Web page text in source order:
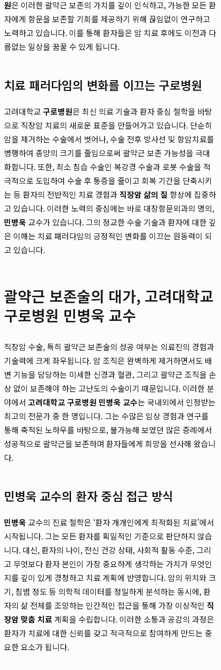
원은 이러한 괄약근 보존의 가치를 깊이 인식하고, 가능한 모든 환
자에게 항문을 보존할 기회를 제공하기 위해 끊임없이 연구하고
노력하고 있습니다. 이를 통해 환자들은 암 치료 후에도 이전과 다
름없는 일상을 꿈꿀 수 있게 됩니다.
치료 패러다임의 변화를 이끄는 구로병원
고려대학교 구로병원은 최신 의료 기술과 환자 중심 철학을 바탕
으로 직장암 치료의 새로운 표준을 만들어가고 있습니다. 단순히
암을 제거하는 수술에서 벗어나, 수술 전후 방사선 및 항암치료를
병행하여 종양의 크기를 줄임으로써 괄약근 보존 가능성을 극대
화합니다. 또한, 최소 침습 수술인 복강경 수술과 로봇 수술을 적
극적으로 도입하여 수술 후 통증을 줄이고 회복 기간을 단축시키
는 등 환자의 전반적인 치료 경험과 직장암 삶의 질 향상에 집중하
고 있습니다. 이러한 노력의 중심에는 바로 대장항문외과의 명의,
민병욱 교수가 있습니다. 그의 정교한 수술 기술과 환자에 대한 깊
은 이해는 치료 패러다임의 긍정적인 변화를 이끄는 원동력이 되
고 있습니다.
괄약근 보존술의 대가, 고려대학교
구로병원 민병욱 교수
직장암 수술, 특히 괄약근 보존술의 성공 여부는 의료진의 경험과
기술력에 크게 좌우됩니다. 암 조직은 완벽하게 제거하면서도 배
변 기능을 담당하는 미세한 신경과 혈관, 그리고 괄약근 조직을 손
상 없이 보존해야 하는 고난도의 수술이기 때문입니다. 이러한 분
야에서 고려대학교 구로병원 민병욱 교수는 국내외에서 인정받는
최고의 전문가 중 한 명입니다. 그는 수많은 임상 경험과 연구를
통해 축적된 노하우를 바탕으로, 불가능해 보였던 많은 증례에서
성공적으로 괄약근을 보존하며 환자들에게 희망을 선사해 왔습니
다.
민병욱 교수의 환자 중심 접근 방식
민병욱 교수의 진료 철학은 ‘환자 개개인에게 최적화된 치료’에서
시작됩니다. 그는 모든 환자를 획일적인 기준으로 판단하지 않습
니다. 대신, 환자의 나이, 전신 건강 상태, 사회적 활동 수준, 그리
고 무엇보다 환자 본인이 가장 중요하게 생각하는 가치가 무엇인
지를 깊이 있게 경청하고 치료 계획에 반영합니다. 암의 위치와 크
기, 침범 정도 등 의학적 데이터를 정밀하게 분석하는 동시에, 환
자의 삶 전체를 조망하는 인간적인 접근을 통해 가장 이상적인 직
장암 맞춤 치료계획을 수립합니다. 이러한 소통과 공감의 과정은
환자가 치료에 대한 신뢰를 갖고 적극적으로 참여하게 만드는 중
요한 요소가 됩니다.